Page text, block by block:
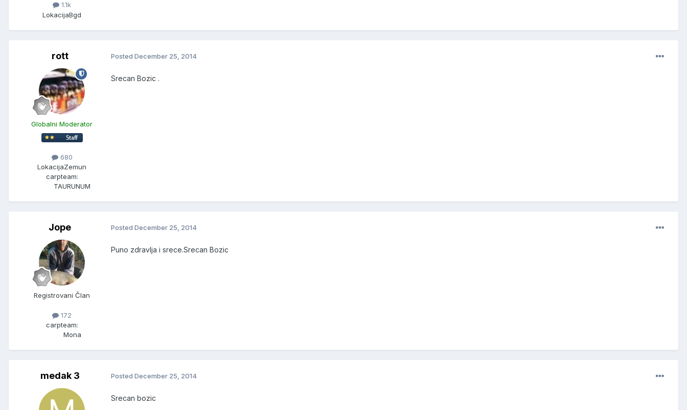
1.1k
LokacijaBgd
rott
Globalni Moderator
680
LokacijaZemun
carpteam:
TAURUNUM
Posted December 25, 2014
Srecan Bozic .
Jope
Registrovani Član
172
carpteam:
Mona
Posted December 25, 2014
Puno zdravlja i srece.Srecan Bozic
medak 3 Posted December 25, 2014
Srecan bozic